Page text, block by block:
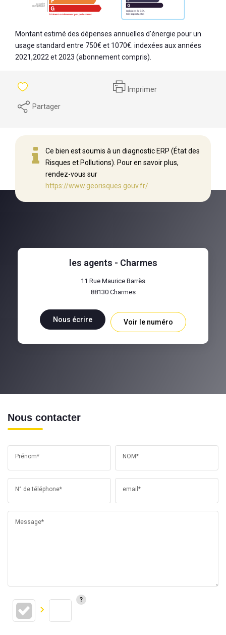
Montant estimé des dépenses annuelles d'énergie pour un
usage standard entre 750€ et 1070€. indexées aux années
2021,2022 et 2023 (abonnement compris).
Imprimer
Partager
Ce bien est soumis à un diagnostic ERP (État des
Risques et Pollutions). Pour en savoir plus,
rendez-vous sur
https://www.georisques.gouv.fr/
les agents - Charmes
11 Rue Maurice Barrès
88130 Charmes
Nous écrire Voir le numéro
Nous contacter
Prénom* NOM*
N° de téléphone* email*
Message*